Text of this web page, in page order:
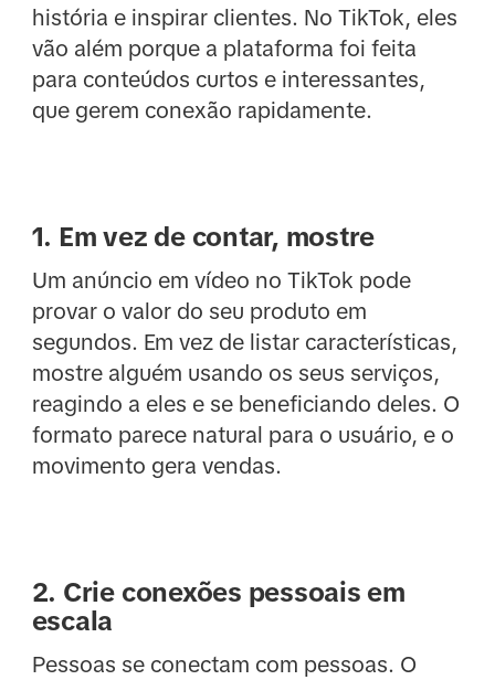
história e inspirar clientes. No TikTok, eles
vão além porque a plataforma foi feita
para conteúdos curtos e interessantes,
que gerem conexão rapidamente.
1. Em vez de contar, mostre
Um anúncio em vídeo no TikTok pode
provar o valor do seu produto em
segundos. Em vez de listar características,
mostre alguém usando os seus serviços,
reagindo a eles e se beneficiando deles. O
formato parece natural para o usuário, e o
movimento gera vendas.
2. Crie conexões pessoais em
escala
Pessoas se conectam com pessoas. O